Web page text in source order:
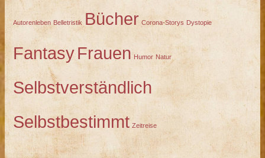
Autorenleben Belletristik Bücher Corona-Storys Dystopie
FantasyFrauen Humor Natur
Selbstverständlich
Selbstbestimmt Zeitreise